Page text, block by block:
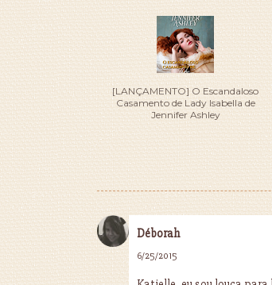
[LANÇAMENTO] O Escandaloso
Casamento de Lady Isabella de
Jennifer Ashley
Déborah
6/25/2015